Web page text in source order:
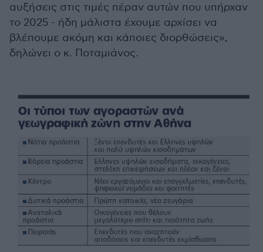
αυξήσεις στις τιμές πέραν αυτών που υπήρχαν
το 2025 - ήδη μάλιστα έχουμε αρχίσει να
βλέπουμε ακόμη και κάποιες διορθώσεις»,
δηλώνει ο κ. Ποταμιάνος.